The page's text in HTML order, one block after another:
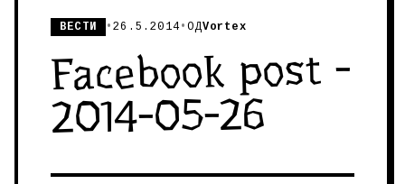
ВЕСТИ •26.5.2014 •ОДVortex
Facebook post -
2014-05-26